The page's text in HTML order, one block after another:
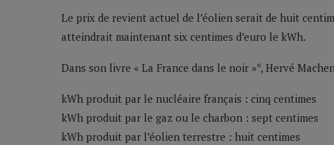
Le prix de revient actuel de l’éolien serait de huit
atteindrait maintenant six centimes d’euro le kWh.
Dans son livre « La France dans le noir »*, Hervé
kWh produit par le nucléaire français : cinq centimes
kWh produit par le gaz ou le charbon : sept centimes
kWh produit par l’éolien terrestre : huit centimes